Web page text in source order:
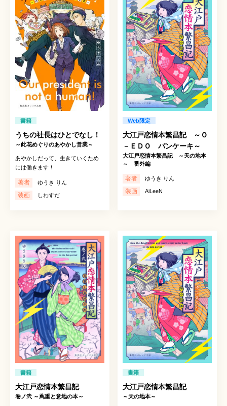
書籍
うちの社長はひとでなし！
～此花めぐりのあやかし営業～
あやかしだって、生きていくため
には働きます！
著者 ゆうき りん
装画 しわすだ
Web限定
大江戸恋情本繁昌記 ～Ｏ
－ＥＤＯ パンケーキ～
大江戸恋情本繁昌記 ～天の地本
～ 番外編
著者 ゆうき りん
装画 AiLeeN
書籍
大江戸恋情本繁昌記
巻ノ弐 ～蔦重と意地の本～
書籍
大江戸恋情本繁昌記
～天の地本～